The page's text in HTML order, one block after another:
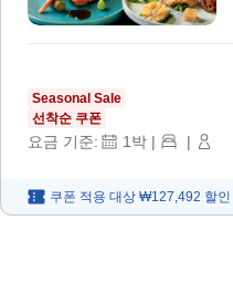
Seasonal Sale
선착순 쿠폰
요금 기준: 1박 | |
쿠폰 적용 대상 ₩127,492 할인